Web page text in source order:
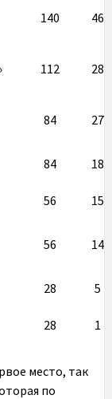
140 46
112 28
84 27
84 18
56 15
56 14
28 5
28 1
место, так
по